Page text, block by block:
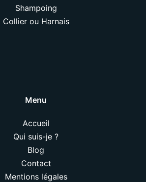
Shampoing
Collier ou Harnais
Menu
Accueil
Qui suis-je ?
Blog
Contact
Mentions légales